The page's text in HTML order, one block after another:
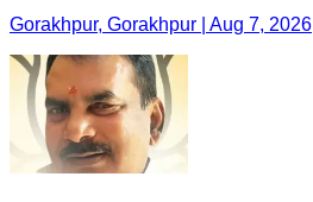
Gorakhpur, Gorakhpur | Aug 7, 2026